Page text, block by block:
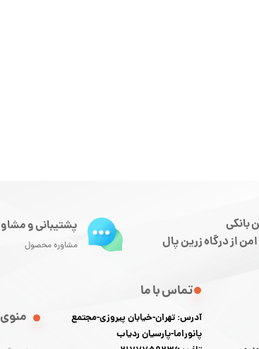
تماس با ما
آدرس: تهران-خیابان پیروزی-مجتمع
پانوراما-پارسیان ردیاب
بانکی
از درگاه زرین پال
پشتیبانی و
مشاوره محصول